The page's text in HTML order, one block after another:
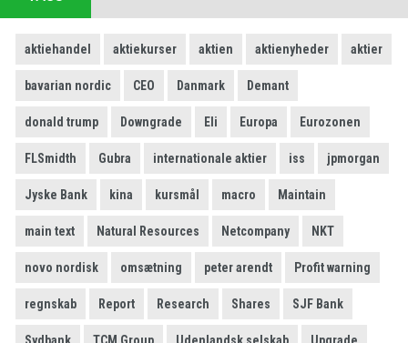
aktiehandel aktiekurser aktien aktienyheder aktier
bavarian nordic CEO Danmark Demant
donald trump Downgrade Eli Europa Eurozonen
FLSmidth Gubra internationale aktier iss jpmorgan
Jyske Bank kina kursmål macro Maintain
main text Natural Resources Netcompany NKT
novo nordisk omsætning peter arendt Profit warning
regnskab Report Research Shares SJF Bank